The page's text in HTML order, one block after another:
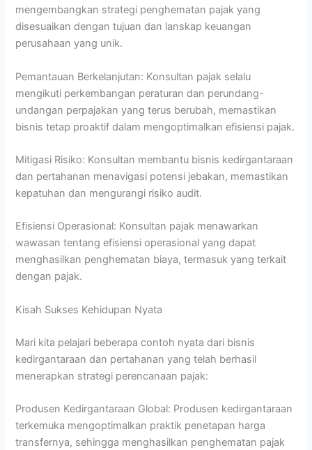
mengembangkan strategi penghematan pajak yang
disesuaikan dengan tujuan dan lanskap keuangan
perusahaan yang unik.
Pemantauan Berkelanjutan: Konsultan pajak selalu
mengikuti perkembangan peraturan dan perundang-
undangan perpajakan yang terus berubah, memastikan
bisnis tetap proaktif dalam mengoptimalkan efisiensi pajak.
Mitigasi Risiko: Konsultan membantu bisnis kedirgantaraan
dan pertahanan menavigasi potensi jebakan, memastikan
kepatuhan dan mengurangi risiko audit.
Efisiensi Operasional: Konsultan pajak menawarkan
wawasan tentang efisiensi operasional yang dapat
menghasilkan penghematan biaya, termasuk yang terkait
dengan pajak.
Kisah Sukses Kehidupan Nyata
Mari kita pelajari beberapa contoh nyata dari bisnis
kedirgantaraan dan pertahanan yang telah berhasil
menerapkan strategi perencanaan pajak:
Produsen Kedirgantaraan Global: Produsen kedirgantaraan
terkemuka mengoptimalkan praktik penetapan harga
transfernya, sehingga menghasilkan penghematan pajak